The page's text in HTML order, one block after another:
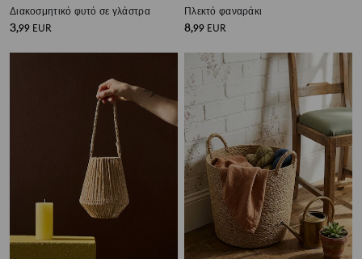
Διακοσμητικό φυτό σε γλάστρα
3,99 EUR
Πλεκτό φαναράκι
8,99 EUR